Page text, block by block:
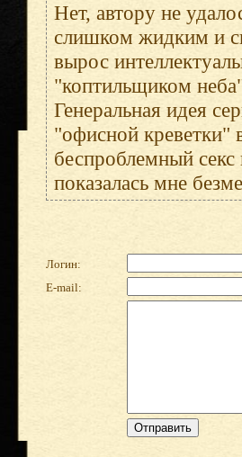
Нет, автору не
слишком жидким и
вырос
"коптильщиком
Генеральная идея
"офисной креветки"
беспроблемный секс
показалась мне
Логин:
E-mail: